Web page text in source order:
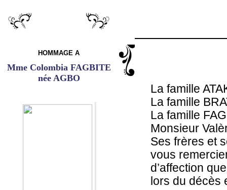
HOMMAGE A
Mme Colombia FAGBITE
née AGBO
La famille
La famille
La famille
Monsieur
Ses frères et
vous
d’affection
lors du décès